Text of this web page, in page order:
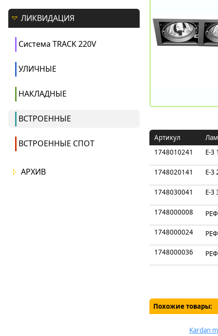
ЛИКВИДАЦИЯ
Система TRACK 220V
УЛИЧНЫЕ
НАКЛАДНЫЕ
ВСТРОЕННЫЕ
ВСТРОЕННЫЕ СПОТ
АРХИВ
Артикул
1748010241
E-3
1748020141 E-3
1748030041 E-3
1748000008
1748000024
1748000036
Похожие товары:
Kardan